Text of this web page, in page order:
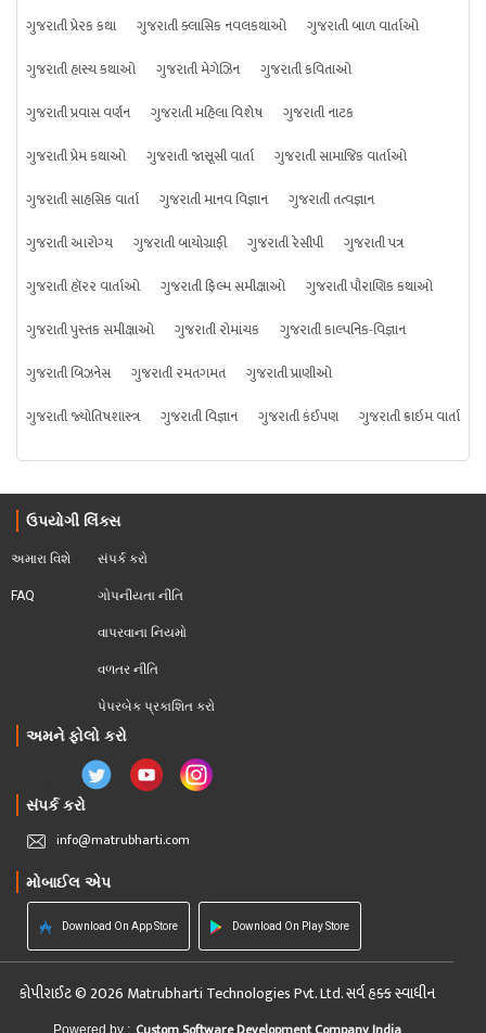
ગુજરાતી પ્રેરક કથા
ગુજરાતી ક્લાસિક નવલકથાઓ
ગુજરાતી બાળ વાર્તાઓ
ગુજરાતી હાસ્ય કથાઓ
ગુજરાતી મેગેઝિન
ગુજરાતી કવિતાઓ
ગુજરાતી પ્રવાસ વર્ણન
ગુજરાતી મહિલા વિશેષ
ગુજરાતી નાટક
ગુજરાતી પ્રેમ કથાઓ
ગુજરાતી જાસૂસી વાર્તા
ગુજરાતી સામાજિક વાર્તાઓ
ગુજરાતી સાહસિક વાર્તા
ગુજરાતી માનવ વિજ્ઞાન
ગુજરાતી તત્વજ્ઞાન
ગુજરાતી આરોગ્ય
ગુજરાતી બાયોગ્રાફી ગુજરાતી રેસીપી
ગુજરાતી પત્ર
ગુજરાતી હૉરર વાર્તાઓ
ગુજરાતી ફિલ્મ સમીક્ષાઓ
ગુજરાતી પૌરાણિક કથાઓ
ગુજરાતી પુસ્તક સમીક્ષાઓ
ગુજરાતી રોમાંચક
ગુજરાતી કાલ્પનિક-વિજ્ઞાન
ગુજરાતી બિઝનેસ
ગુજરાતી રમતગમત
ગુજરાતી પ્રાણીઓ
ગુજરાતી જ્યોતિષશાસ્ત્ર
ગુજરાતી વિજ્ઞાન ગુજરાતી કંઈપણ ગુજરાતી ક્રાઇમ વાર્તા
ઉપયોગી લિંક્સ
અમારા વિશે
FAQ
સંપર્ક કરો
ગોપનીયતા નીતિ
વાપરવાના નિયમો
વળતર નીતિ
પેપરબેક પ્રકાશિત કરો
અમને ફોલો કરો
સંપર્ક કરો
info@matrubharti.com
મોબાઈલ એપ
Download On App Store Download On Play Store
કોપીરાઈટ © 2026 Matrubharti Technologies Pvt. Ltd. સર્વ હક્ક સ્વાધીન
Powered by :